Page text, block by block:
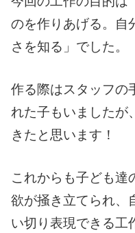
のを作りあげる。自
さを知る」でした。
作る際はスタッフの
れた子もいましたが
きたと思います！
これからも子ども達
欲が掻き立てられ、
い切り表現できる工